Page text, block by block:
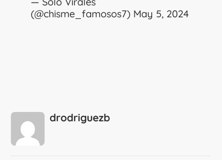
(@chisme_famosos7) May 5, 2024
drodriguezb